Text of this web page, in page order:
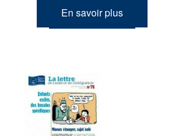
En savoir plus